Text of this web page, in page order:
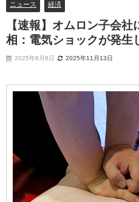
ニュース 経済
【速報】オムロン子会
相：電気ショックが発生
2025年8月8日 2025年11月13日